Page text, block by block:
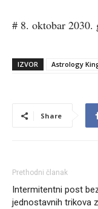
# 8. oktobar 2030.
IZVOR Astrology
Share
Prethodni članak
Intermitentni post
jednostavnih trikova